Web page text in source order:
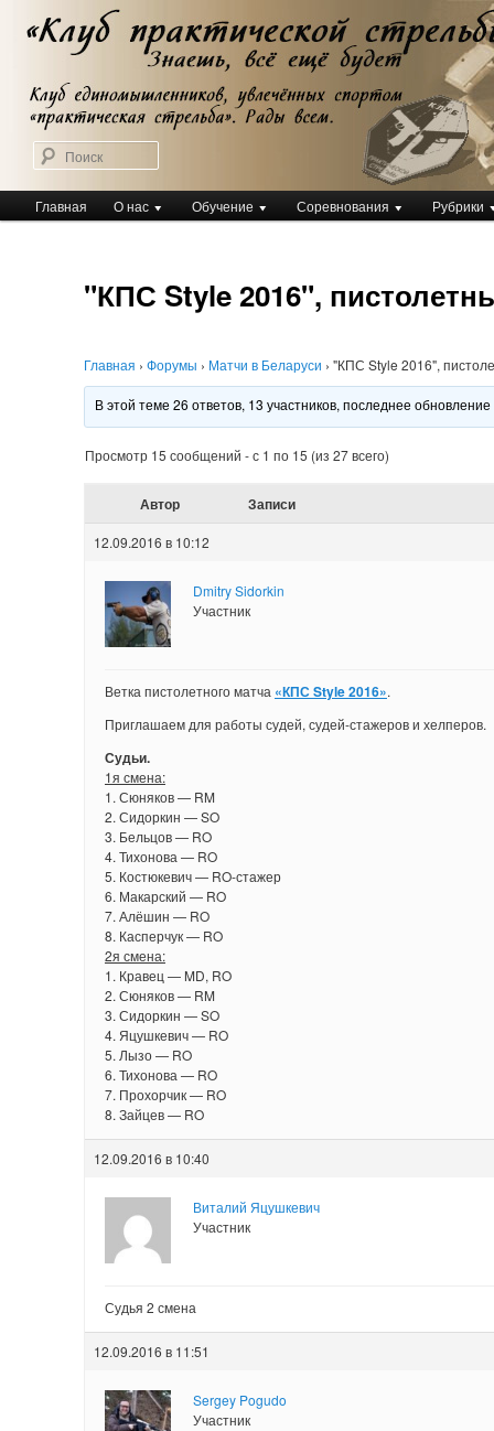
Перейти
основному
содержимому
Клуб практической стрельбы
Клуб практической стрельбы
Главное
меню
Главная О нас Обучение Соревнования Рубрики
"КПС Style 2016",
Главная › Форумы › Матчи в Беларуси › "КПС Style 2016",
В этой теме 26 ответов, 13 участников, последнее обновление
Просмотр 15 сообщений - с 1 по 15 (из 27 всего)
Автор Записи
12.09.2016 в 10:12
Dmitry Sidorkin
Участник
Ветка пистолетного матча «КПС Style 2016».
Приглашаем для работы судей, судей-стажеров и хелперов.
Судьи.
1я смена:
1. Сюняков — RM
2. Сидоркин — SO
3. Бельцов — RO
4. Тихонова — RO
5. Костюкевич — RO-стажер
6. Макарский — RO
7. Алёшин — RO
8. Касперчук — RO
2я смена:
1. Кравец — MD, RO
2. Сюняков — RM
3. Сидоркин — SO
4. Яцушкевич — RO
5. Лызо — RO
6. Тихонова — RO
7. Прохорчик — RO
8. Зайцев — RO
12.09.2016 в 10:40
Виталий Яцушкевич
Участник
Судья 2 смена
12.09.2016 в 11:51
Sergey Pogudo
Участник